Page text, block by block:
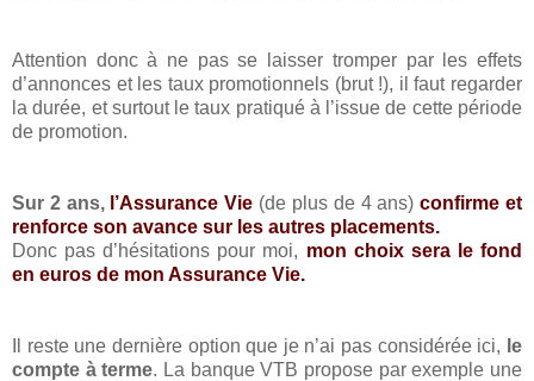
Attention donc à ne pas se laisser tromper par les effets
d’annonces et les taux promotionnels (brut !), il faut regarder
la durée, et surtout le taux pratiqué à l’issue de cette période
de promotion.
Sur 2 ans, l’Assurance Vie (de plus de 4 ans) confirme et
renforce son avance sur les autres placements.
Donc pas d’hésitations pour moi, mon choix sera le fond
en euros de mon Assurance Vie.
Il reste une dernière option que je n’ai pas considérée ici, le
compte à terme. La banque VTB propose par exemple une